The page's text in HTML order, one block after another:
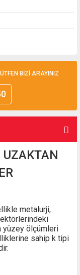
BİZİ ARAYINIZ
metalurji,
yüzey ölçümleri
sahip k tipi